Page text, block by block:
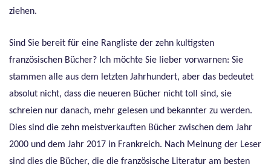
ziehen.
Sind Sie bereit für eine Rangliste der zehn kultigsten
französischen Bücher? Ich möchte Sie lieber vorwarnen: Sie
stammen alle aus dem letzten Jahrhundert, aber das bedeutet
absolut nicht, dass die neueren Bücher nicht toll sind, sie
schreien nur danach, mehr gelesen und bekannter zu werden.
Dies sind die zehn meistverkauften Bücher zwischen dem Jahr
2000 und dem Jahr 2017 in Frankreich. Nach Meinung der Leser
sind dies die Bücher, die die französische Literatur am besten